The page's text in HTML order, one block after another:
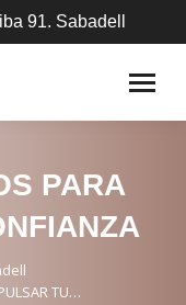
91. Sabadell
PARA
TU…